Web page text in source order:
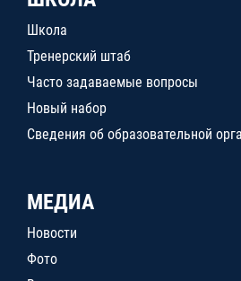
Школа
Тренерский штаб
Часто задаваемые вопросы
Новый набор
Сведения об образовательной
МЕДИА
Новости
Фото